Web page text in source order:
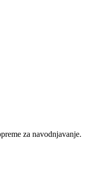
za navodnjavanje.